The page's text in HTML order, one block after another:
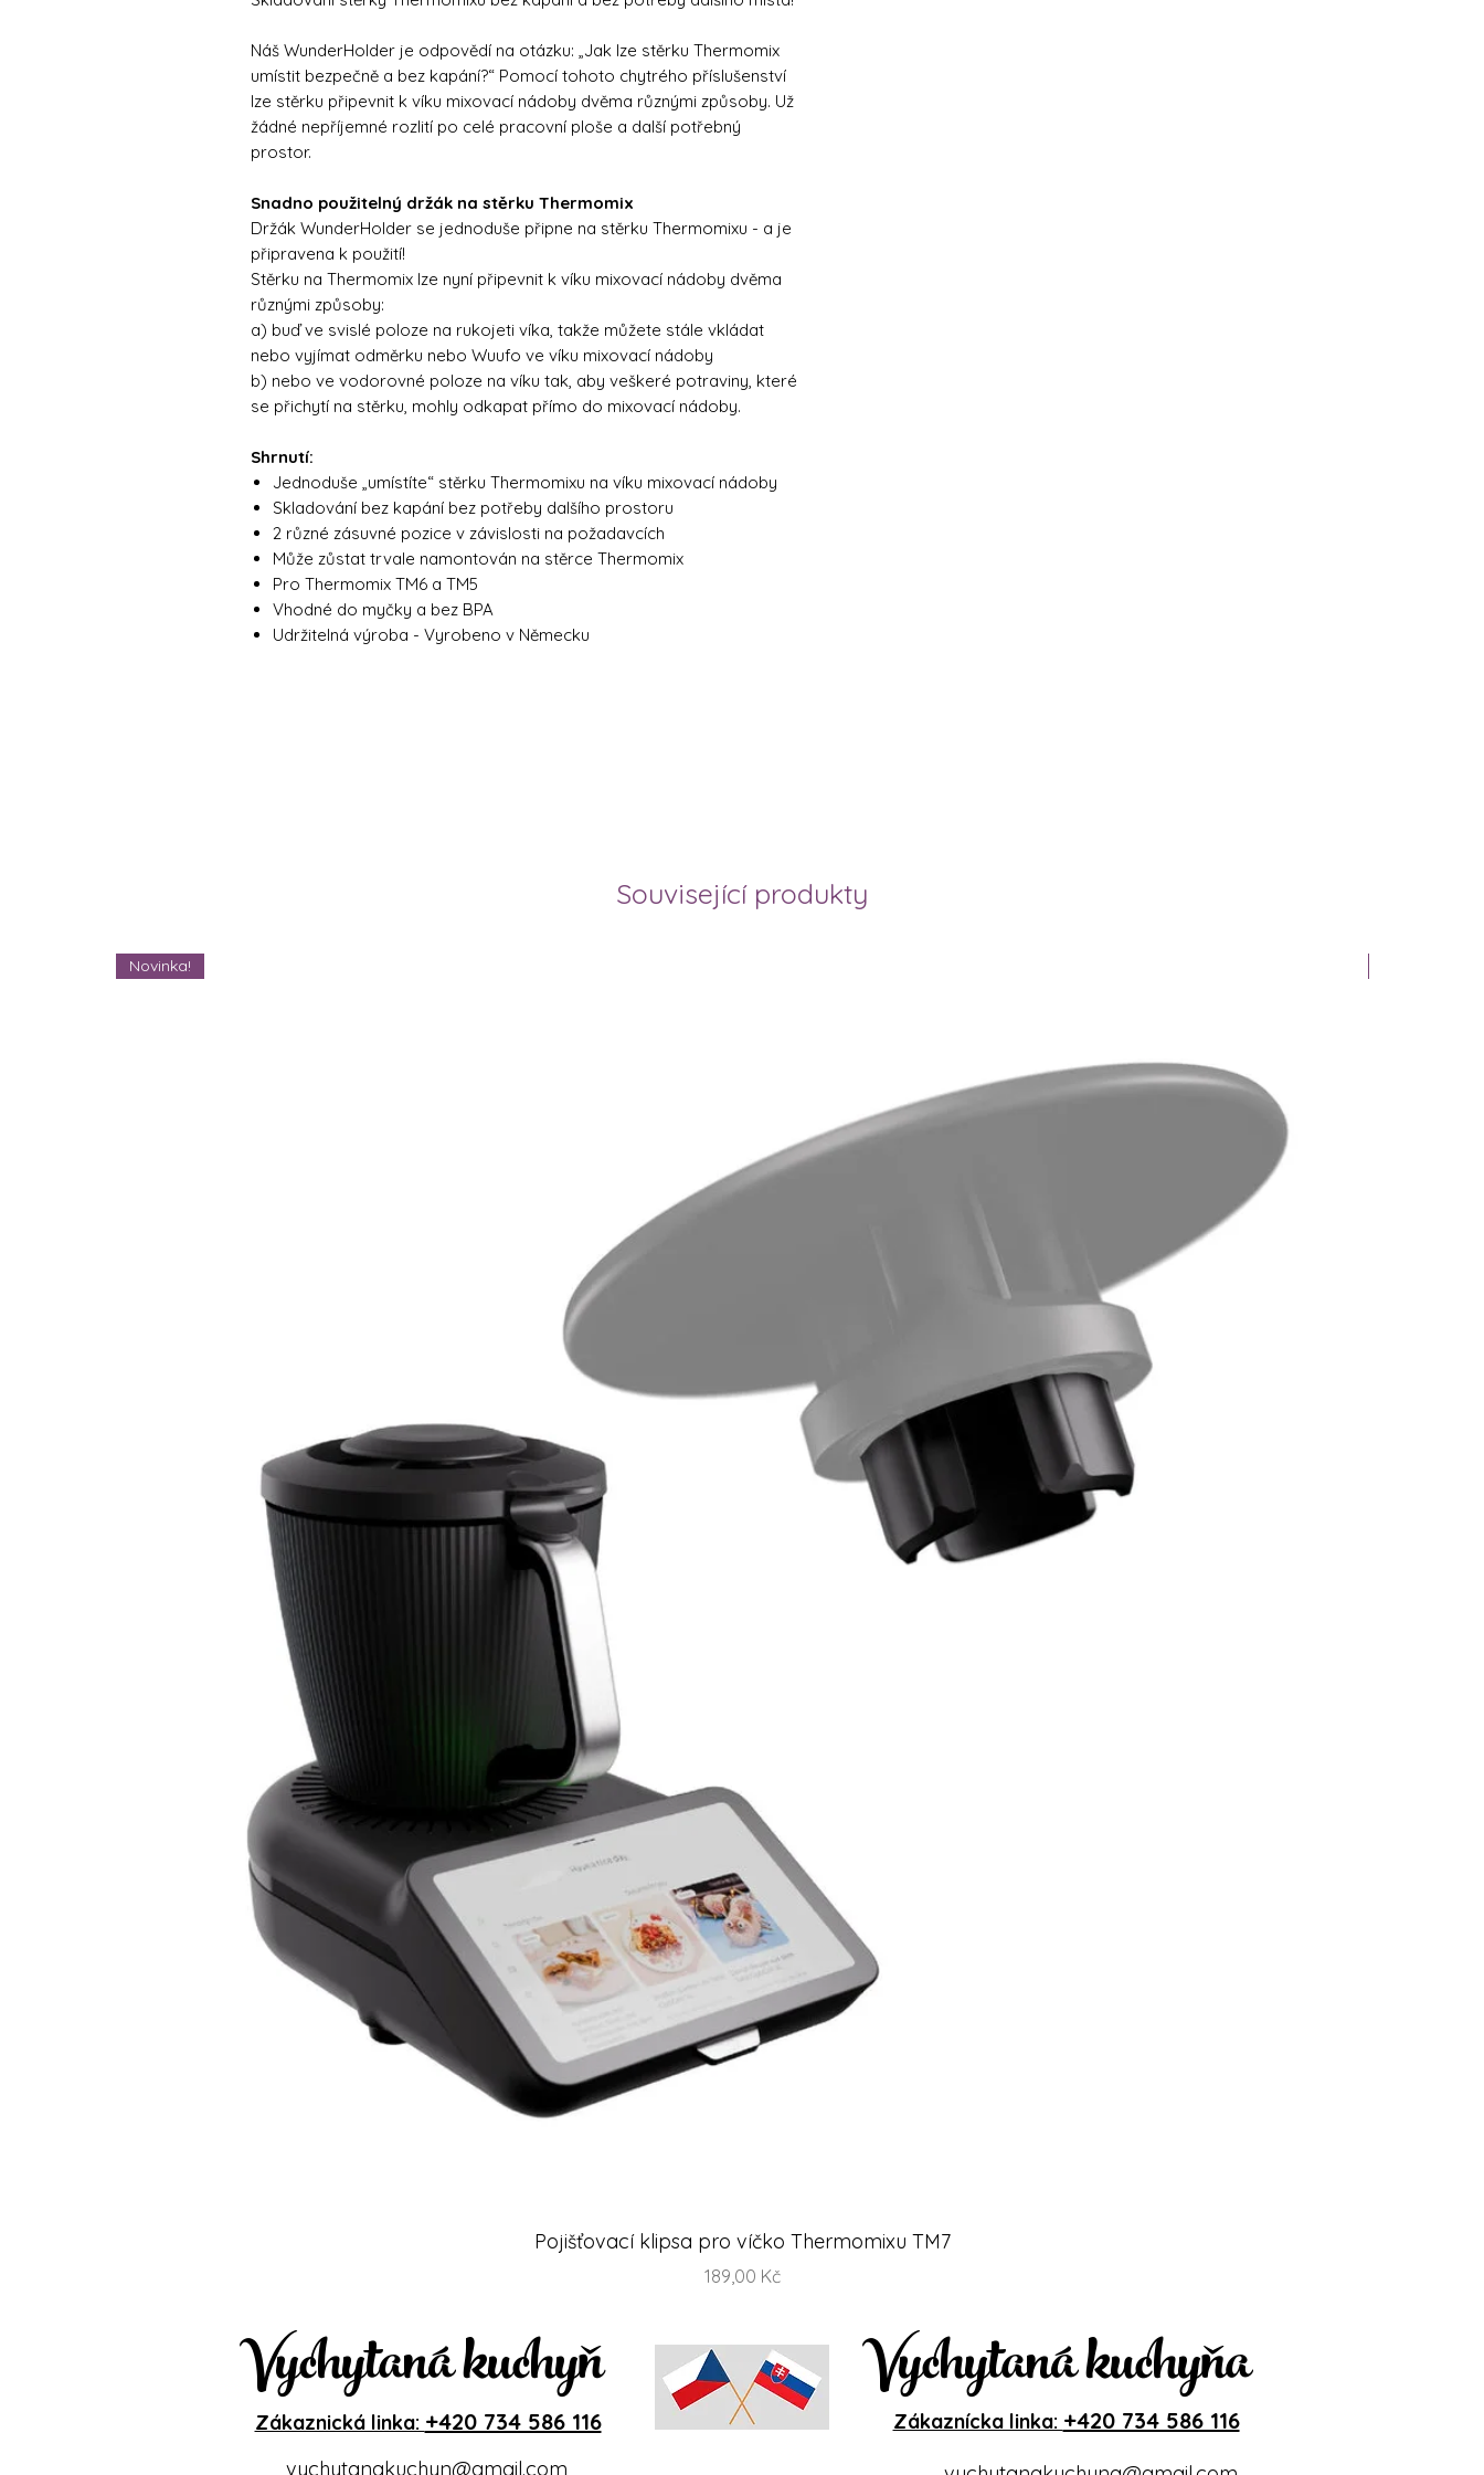
Náš WunderHolder je odpovědí na otázku: „Jak lze stěrku Thermomix
umístit bezpečně a bez kapání?“ Pomocí tohoto chytrého příslušenství
lze stěrku připevnit k víku mixovací nádoby dvěma různými způsoby. Už
žádné nepříjemné rozlití po celé pracovní ploše a další potřebný
prostor.
Snadno použitelný držák na stěrku Thermomix
Držák WunderHolder se jednoduše připne na stěrku Thermomixu - a je
připravena k použití!
Stěrku na Thermomix lze nyní připevnit k víku mixovací nádoby dvěma
různými způsoby:
a) buď ve svislé poloze na rukojeti víka, takže můžete stále vkládat
nebo vyjímat odměrku nebo Wuufo ve víku mixovací nádoby
b) nebo ve vodorovné poloze na víku tak, aby veškeré potraviny, které
se přichytí na stěrku, mohly odkapat přímo do mixovací nádoby.
Shrnutí:
Jednoduše „umístíte“ stěrku Thermomixu na víku mixovací nádoby
Skladování bez kapání bez potřeby dalšího prostoru
2 různé zásuvné pozice v závislosti na požadavcích
Může zůstat trvale namontován na stěrce Thermomix
Pro Thermomix TM6 a TM5
Vhodné do myčky a bez BPA
Udržitelná výroba - Vyrobeno v Německu
Související produkty
Rychlý náhled
Novinka!
Pojišťovací klipsa pro víčko Thermomixu TM7
Cena
189,00 Kč
Vychytaná kuchyň
Zákaznická linka: +420 734 586 116 Vychytaná kuchyňa
Zákaznícka linka: +420 734 586 116
vychytanakuchyn@gmail.com